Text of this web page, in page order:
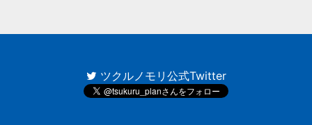
ツクルノモリ公式Twitter